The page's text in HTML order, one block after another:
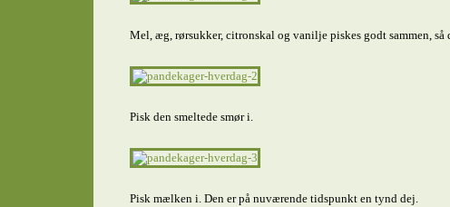
Mel, æg, rørsukker, citronskal og vanilje piskes godt sammen, så
Pisk den smeltede smør i.
Pisk mælken i. Den er på nuværende tidspunkt en tynd dej.